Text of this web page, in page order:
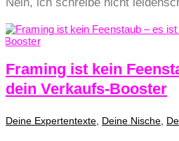
Framing ist kein
dein Verkaufs-Booster
Deine Expertentexte Deine Nische